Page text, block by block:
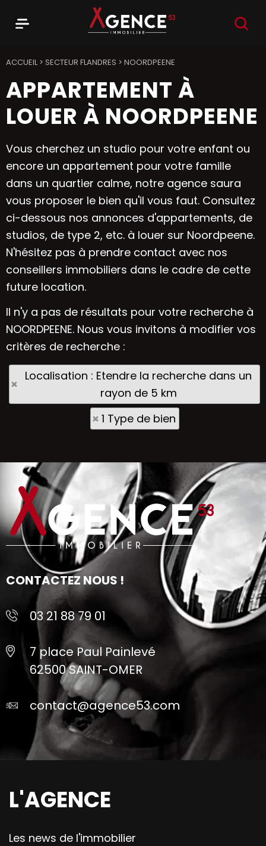
ACCUEIL> SECTEUR FLANDRES > NOORDPEENE
APPARTEMENT À
LOUER À NOORDPEENE
Vous cherchez un studio pour votre enfant ou
encore un appartement pour votre famille
dans un quartier calme, notre agence saura
vous proposer le bien qu'il vous faut. Consultez
ci-dessous nos annonces d'appartements, de
studios, de type 2, etc. à louer sur Noordpeene.
N'hésitez pas à prendre contact avec nos
conseillers immobiliers dans le cadre de cette
future location.
Il n'y a pas de résultats pour votre recherche à
NOORDPEENE. Nous vous invitons à modifier vos
critères de recherche :
Localisation : Etendre la recherche dans un
rayon de 5 km
1 Type de bien
CONTACTEZ NOUS !
03 21 88 79 01
7 place Paul Painlevé
62500 SAINT-OMER
contact@agence53.com
L'AGENCE
Les news de l'immobilier